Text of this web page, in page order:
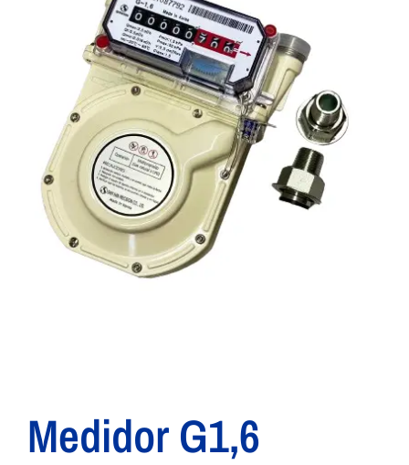
Medidor G1,6